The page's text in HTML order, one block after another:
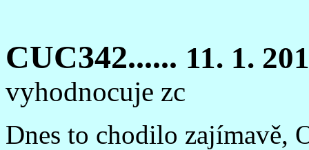
CUC342...... 11. 1.
vyhodnocuje zc
Dnes to chodilo